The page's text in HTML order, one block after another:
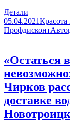
Детали
05.04.2021Красота
Профдисконт
«Остаться
Чирков
доставке
Новотроицк